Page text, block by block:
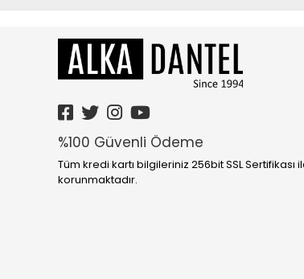
%100 Güvenli Ödeme
Tüm kredi kartı bilgileriniz 256bit SSL Sertifikası
korunmaktadır.